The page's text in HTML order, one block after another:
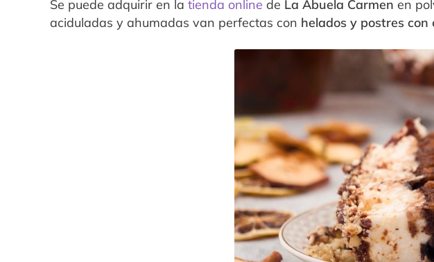
Se puede adquirir en la tienda online de La Abuela Carmen en
aciduladas y ahumadas van perfectas con helados y postres con